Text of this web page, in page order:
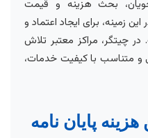
بحث هزینه و قیمت
زمینه، برای ایجاد اعتماد و
چیتگر، مراکز معتبر تلاش
و متناسب با کیفیت خدمات،
پایان نامه